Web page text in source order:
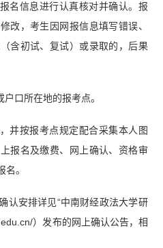
名信息进行认真核对并确认。报
改，考生因网报信息填写错误、
含初试、复试）或录取的，后果
口所在地的报考点。
并按报考点规定配合采集本人图
报名及缴费、网上确认、资格审
。
认安排详见“中南财经政法大学研
）发布的网上确认公告，相